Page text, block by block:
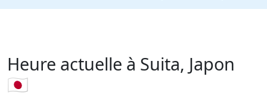
Heure actuelle à Suita, Japon
🇯🇵